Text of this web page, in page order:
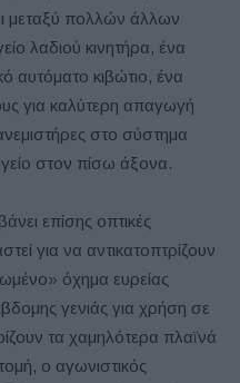
μεταξύ πολλών άλλων
λαδιού κινητήρα, ένα
αυτόματο κιβώτιο, ένα
για καλύτερη απαγωγή
στο σύστημα
στον πίσω άξονα.
επίσης οπτικές
για να αντικατοπτρίζουν
όχημα ευρείας
γενιάς για χρήση σε
τα χαμηλότερα πλαϊνά
ο αγωνιστικός